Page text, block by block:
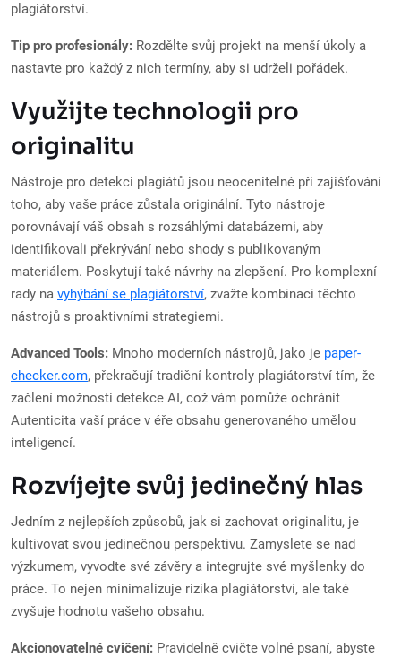
plagiátorství.
Tip pro profesionály: Rozdělte svůj projekt na menší úkoly a
nastavte pro každý z nich termíny, aby si udrželi pořádek.
Využijte technologii pro
originalitu
Nástroje pro detekci plagiátů jsou neocenitelné při zajišťování
toho, aby vaše práce zůstala originální. Tyto nástroje
porovnávají váš obsah s rozsáhlými databázemi, aby
identifikovali překrývání nebo shody s publikovaným
materiálem. Poskytují také návrhy na zlepšení. Pro komplexní
rady na vyhýbání se plagiátorství, zvažte kombinaci těchto
nástrojů s proaktivními strategiemi.
Advanced Tools: Mnoho moderních nástrojů, jako je paper-
checker.com, překračují tradiční kontroly plagiátorství tím, že
začlení možnosti detekce AI, což vám pomůže ochránit
Autenticita vaší práce v éře obsahu generovaného umělou
inteligencí.
Rozvíjejte svůj jedinečný hlas
Jedním z nejlepších způsobů, jak si zachovat originalitu, je
kultivovat svou jedinečnou perspektivu. Zamyslete se nad
výzkumem, vyvodte své závěry a integrujte své myšlenky do
práce. To nejen minimalizuje rizika plagiátorství, ale také
zvyšuje hodnotu vašeho obsahu.
Akcionovatelné cvičení: Pravidelně cvičte volné psaní, abyste